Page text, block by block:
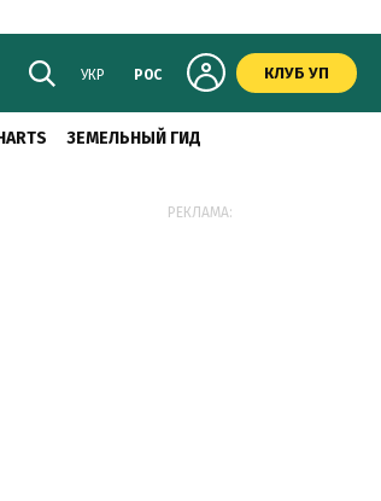
УКР РОС КЛУБ УП
ЗЕМЕЛЬНЫЙ ГИД
РЕКЛАМА: